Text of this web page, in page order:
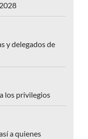
y delegados de
los privilegios
a quienes